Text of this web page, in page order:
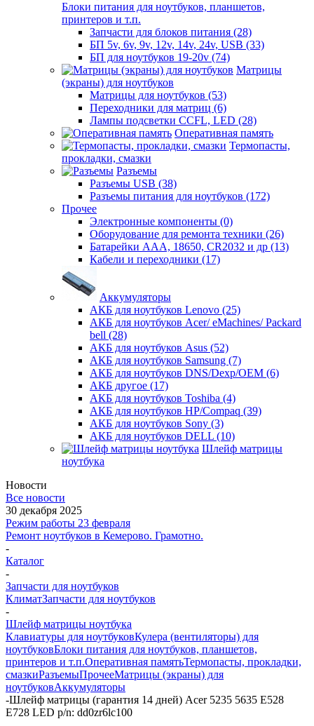
Блоки питания для ноутбуков, планшетов,
принтеров и т.п.
Запчасти для блоков питания (28)
БП 5v, 6v, 9v, 12v, 14v, 24v, USB (33)
БП для ноутбуков 19-20v (74)
Матрицы
(экраны) для ноутбуков
Матрицы для ноутбуков (53)
Переходники для матриц (6)
Лампы подсветки CCFL, LED (28)
Оперативная память
Термопасты,
прокладки, смазки
Разъемы
Разъемы USB (38)
Разъемы питания для ноутбуков (172)
Прочее
Электронные компоненты (0)
Оборудование для ремонта техники (26)
Батарейки AAА, 18650, CR2032 и др (13)
Кабели и переходники (17)
Аккумуляторы
АКБ для ноутбуков Lenovo (25)
АКБ для ноутбуков Acer/ eMachines/ Packard
bell (28)
АКБ для ноутбуков Asus (52)
АКБ для ноутбуков Samsung (7)
АКБ для ноутбуков DNS/Dexp/OEM (6)
АКБ другое (17)
АКБ для ноутбуков Toshiba (4)
АКБ для ноутбуков HP/Compaq (39)
АКБ для ноутбуков Sony (3)
АКБ для ноутбуков DELL (10)
Шлейф матрицы
ноутбука
Новости
Все новости
30 декабря 2025
Режим работы 23 февраля
Ремонт ноутбуков в Кемерово. Грамотно.
-
Каталог
-
Запчасти для ноутбуков
КлиматЗапчасти для ноутбуков
-
Шлейф матрицы ноутбука
Клавиатуры для ноутбуковКулера (вентиляторы) для
ноутбуковБлоки питания для ноутбуков, планшетов,
принтеров и т.п.Оперативная памятьТермопасты, прокладки,
смазкиРазъемыПрочееМатрицы (экраны) для
ноутбуковАккумуляторы
-Шлейф матрицы (гарантия 14 дней) Acer 5235 5635 E528
E728 LED p/n: dd0zr6lc100